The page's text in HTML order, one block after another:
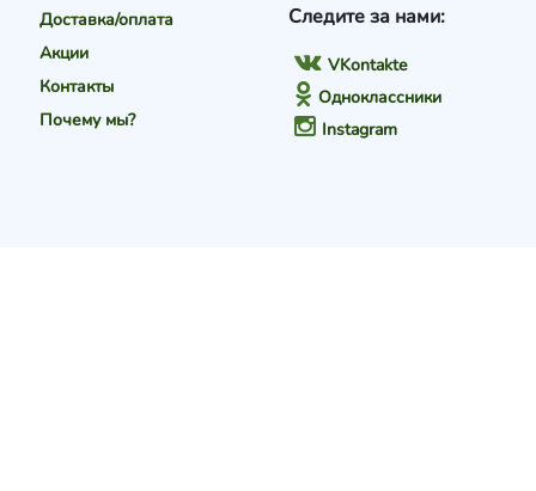
Доставка/оплата
Акции
Контакты
Почему мы?
Следите за нами:
VKontakte
Одноклассники
Instagram